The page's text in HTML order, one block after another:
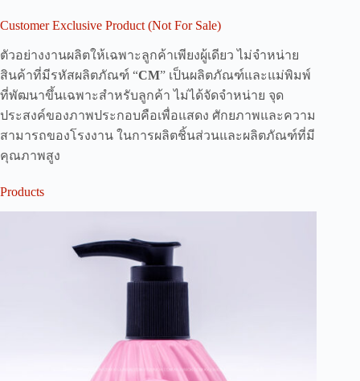
Customer Exclusive Product (Not For Sale)
ตัวอย่างงานผลิตให้เฉพาะลูกค้าเพียงผู้เดียว ไม่จำหน่าย
สินค้าที่มีรหัสผลิตภัณฑ์ “CM” เป็นผลิตภัณฑ์และแม่พิมพ์
ที่พัฒนาขึ้นเฉพาะสำหรับลูกค้า ไม่ได้จัดจำหน่าย จุด
ประสงค์ของภาพประกอบคือเพื่อแสดง ศักยภาพและความ
สามารถของโรงงาน ในการผลิตชิ้นส่วนและผลิตภัณฑ์ที่มี
คุณภาพสูง
Products